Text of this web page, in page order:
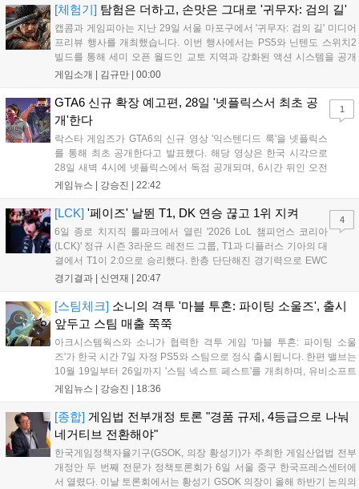
하고자 했으며, 실제 검술 전문가의 모션 캡처를 통해 리얼리티를 극대
다르지만, 특유의 통쾌한 손맛과 다크 판타지 분위기를 충실히 담아내어
시리즈 팬과 신규 이용자 모두에게 새로운 재미를 선사할 예정이다....
[체험기] 탐험은 더하고, 손맛은 그대로 '귀무자: 검의 길'
캡콤과 게임피아는 지난 29일 서울 마포구에서 '귀무자: 검의 길' 미디어
프리뷰 행사를 개최했습니다. 이번 행사에서는 PS5와 닌텐도 스위치2
빌드를 통해 세미 오픈 월드인 교토 지역과 강화된 액션 시스템을 공개
했습니다. 주인공 미야모토 무사시가 오니를 정화하는 과정을 담았으며,
탄탄한 게임성을 선보여 기대감을 높였습니다....
게임소개 | 김규만 | 00:00
GTA6 신규 확장 예고편, 28일 '넷플릭스서 최초 공
개'한다
락스타 게임즈가 GTA6의 신규 영상 '익스텐디드 룩'을 넷플릭스
를 통해 최초 공개한다고 발표했다. 해당 영상은 한국 시각으로
28일 새벽 4시에 넷플릭스에서 독점 공개되며, 6시간 뒤인 오전
10시부터 공식 유튜브와 홈페이지에서도 확인할 수 있다. 기존보
이례적인 협업이 향후 게임 마케팅 방식에 어떤 변화를 가져올지
게임뉴스 | 강승진 | 22:42
1
[LCK] '페이즈' 날뛴 T1, DK 연승 끊고 1위 지켜
6일 종로 치지직 롤파크에서 열린 '2026 LoL 챔피언스 코리아
(LCK)' 정규 시즌 3라운드 레전드 그룹, T1과 디플러스 기아의 대
결에서 T1이 2:0으로 승리했다. 한층 단단해진 경기력으로 EWC
우승을 기점으로 파죽지세의 연승을 이어가던 디플러스 기아를
T1은 첫 드래곤을 두드렸...
경기결과 | 신연재 | 20:47
4
[스팀체크] 소니의 격투 '마블 투혼: 파이팅 소울즈', 출시
앞두고 스팀 매출 쭉쭉
아크시스템웍스와 소니가 협력한 격투 게임 '마블 투혼: 파이팅 소울
즈'가 한국 시간 7일 자정 PS5와 스팀으로 정식 출시됩니다. 한편 밸브는
10월 19일부터 26일까지 '스팀 넥스트 페스트'를 개최하며, 유비소프트
의 '더 디비전 리서전스'가 스팀에 출시되었고, 농장 시뮬레이션 '돌록 타
각기 다른 장르에서 이용자들의 기대를 모으고 있습니다....
게임뉴스 | 강승진 | 18:36
[종합] 게임법 전부개정 토론 "경품 규제, 4등급으로 나눠
네거티브 전환해야"
한국게임정책자율기구(GSOK, 의장 황성기)가 주최한 게임산업법 전부
개정안 두 번째 전문가 정책토론회가 6일 서울 중구 한국프레스센터에
서 열렸다. 이날 토론회에서는 황성기 GSOK 의장이 올해 하반기 논의의